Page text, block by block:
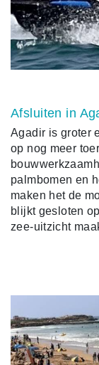
Afsluiten in
Agadir is groter
op nog meer
palmbomen en
maken het de
blijkt gesloten
zee-uitzicht